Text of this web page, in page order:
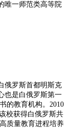
唯一师范类高等院
罗斯首都明斯克
也是白俄罗斯第一
的教育机构。2010
校获得白俄罗斯共
质量教育进程培养